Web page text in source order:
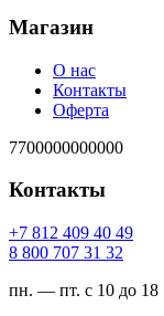
Магазин
О нас
Контакты
Оферта
7700000000000
Контакты
94 04 904 218 7+
23 13 707 008 8
пн. — пт. с 10 до 18